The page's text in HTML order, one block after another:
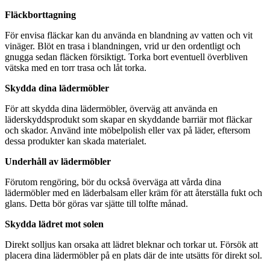
Fläckborttagning
För envisa fläckar kan du använda en blandning av vatten och vit
vinäger. Blöt en trasa i blandningen, vrid ur den ordentligt och
gnugga sedan fläcken försiktigt. Torka bort eventuell överbliven
vätska med en torr trasa och låt torka.
Skydda dina lädermöbler
För att skydda dina lädermöbler, överväg att använda en
läderskyddsprodukt som skapar en skyddande barriär mot fläckar
och skador. Använd inte möbelpolish eller vax på läder, eftersom
dessa produkter kan skada materialet.
Underhåll av lädermöbler
Förutom rengöring, bör du också överväga att vårda dina
lädermöbler med en läderbalsam eller kräm för att återställa fukt och
glans. Detta bör göras var sjätte till tolfte månad.
Skydda lädret mot solen
Direkt solljus kan orsaka att lädret bleknar och torkar ut. Försök att
placera dina lädermöbler på en plats där de inte utsätts för direkt sol.